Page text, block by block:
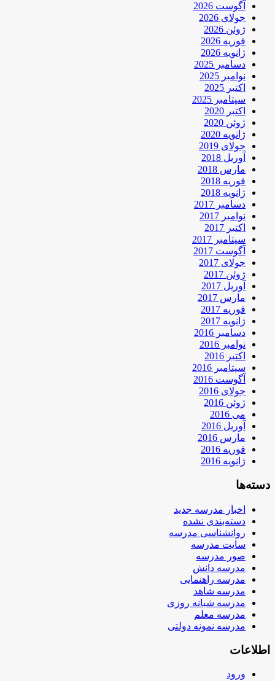
آگوست 2026
جولای 2026
ژوئن 2026
فوریه 2026
ژانویه 2026
دسامبر 2025
نوامبر 2025
اکتبر 2025
سپتامبر 2025
اکتبر 2020
ژوئن 2020
ژانویه 2020
جولای 2019
آوریل 2018
مارس 2018
فوریه 2018
ژانویه 2018
دسامبر 2017
نوامبر 2017
اکتبر 2017
سپتامبر 2017
آگوست 2017
جولای 2017
ژوئن 2017
آوریل 2017
مارس 2017
فوریه 2017
ژانویه 2017
دسامبر 2016
نوامبر 2016
اکتبر 2016
سپتامبر 2016
آگوست 2016
جولای 2016
ژوئن 2016
می 2016
آوریل 2016
مارس 2016
فوریه 2016
ژانویه 2016
دسته‌ها
اخبار مدرسه جدید
دسته‌بندی نشده
روانشناسی مدرسه
سایت مدرسه
صور مدرسه
مدرسه دانش
مدرسه راهنمایی
مدرسه شاهد
مدرسه شبانه روزی
مدرسه معلم
مدرسه نمونه دولتی
اطلاعات
ورود